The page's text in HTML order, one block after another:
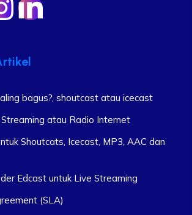
bagus?, shoutcast atau icecast
atau Radio Internet
Shoutcats, Icecast, MP3, AAC dan
Edcast untuk Live Streaming
(SLA)